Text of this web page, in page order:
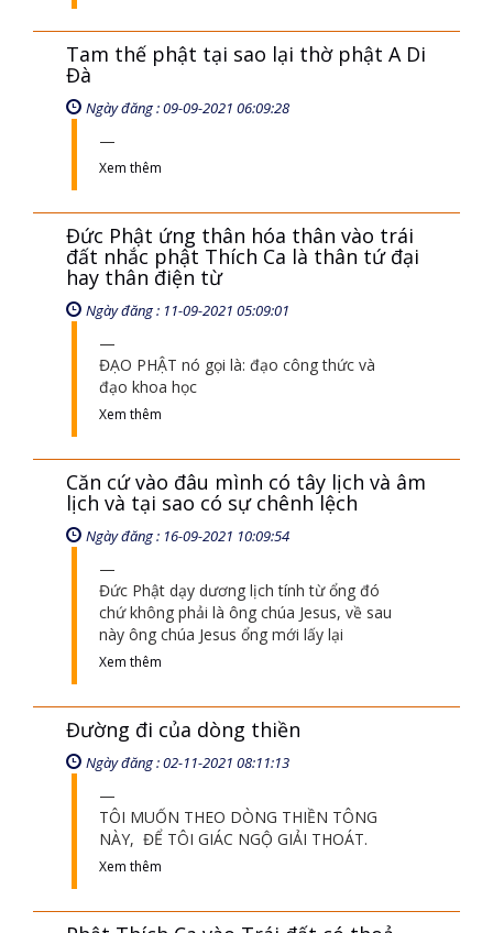
Tam thế phật tại sao lại thờ phật A Di
Đà
Ngày đăng : 09-09-2021 06:09:28
Xem thêm
Đức Phật ứng thân hóa thân vào trái
đất nhắc phật Thích Ca là thân tứ đại
hay thân điện từ
Ngày đăng : 11-09-2021 05:09:01
ĐẠO PHẬT nó gọi là: đạo công thức và
đạo khoa học
Xem thêm
Căn cứ vào đâu mình có tây lịch và âm
lịch và tại sao có sự chênh lệch
Ngày đăng : 16-09-2021 10:09:54
Đức Phật dạy dương lịch tính từ ổng đó
chứ không phải là ông chúa Jesus, về sau
này ông chúa Jesus ổng mới lấy lại
Xem thêm
Đường đi của dòng thiền
Ngày đăng : 02-11-2021 08:11:13
TÔI MUỐN THEO DÒNG THIỀN TÔNG
NÀY, ĐỂ TÔI GIÁC NGỘ GIẢI THOÁT.
Xem thêm